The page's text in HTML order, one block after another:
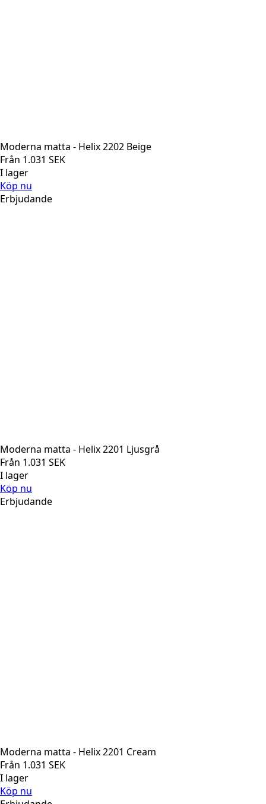
Moderna matta - Helix 2202 Beige
Från 1.031 SEK
I lager
Köp nu
Erbjudande
Moderna matta - Helix 2201 Ljusgrå
Från 1.031 SEK
I lager
Köp nu
Erbjudande
Moderna matta - Helix 2201 Cream
Från 1.031 SEK
I lager
Köp nu